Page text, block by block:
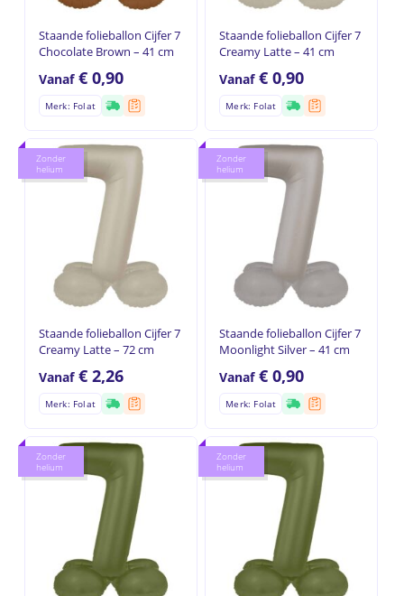
Geen producten in de
winkelwagen.
Staande folieballon Cijfer 7
Chocolate Brown – 41 cm
Vanaf€ 0,90
Merk: Folat
Staande folieballon Cijfer 7
Creamy Latte – 41 cm
Vanaf€0,90
Merk: Folat
Zonder
helium
Staande folieballon Cijfer 7
Creamy Latte – 72 cm
Vanaf€ 2,26
Merk: Folat
Zonder
helium
Staande folieballon Cijfer 7
Moonlight Silver – 41 cm
Vanaf€0,90
Merk: Folat
Zonder
helium
Zonder
helium